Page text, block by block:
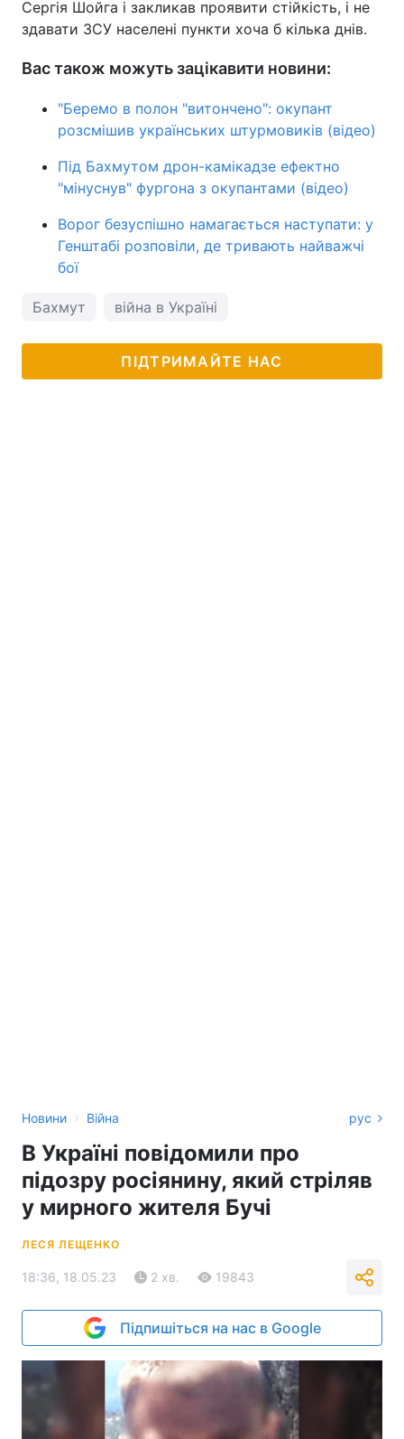
Сергія Шойга і закликав проявити стійкість, і не
здавати ЗСУ населені пункти хоча б кілька днів.
Вас також можуть зацікавити новини:
"Беремо в полон "витончено": окупант
розсмішив українських штурмовиків (відео)
Під Бахмутом дрон-камікадзе ефектно
"мінуснув" фургона з окупантами (відео)
Ворог безуспішно намагається наступати: у
Генштабі розповіли, де тривають найважчі
бої
Бахмут війна в Україні
ПІДТРИМАЙТЕ НАС
Новини › Війна рус
В Україні повідомили про
підозру росіянину, який стріляв
у мирного жителя Бучі
ЛЕСЯ ЛЕЩЕНКО
18:36, 18.05.23 2 хв. 19843
Підпишіться на нас в Google